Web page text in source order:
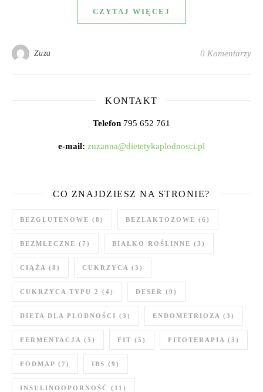
CZYTAJ WIĘCEJ
Zuza 0 Komentarzy
KONTAKT
Telefon 795 652 761
e-mail: zuzanna@dietetykaplodnosci.pl
CO ZNAJDZIESZ NA STRONIE?
BEZGLUTENOWE (8) BEZLAKTOZOWE (6)
BEZMLECZNE (7) BIAŁKO ROŚLINNE (3)
CIĄŻA (8) CUKRZYCA (3)
CUKRZYCA TYPU 2 (4) DESER (9)
DIETA DLA PŁODNOŚCI (3) ENDOMETRIOZA (3)
FERMENTACJA (5) FIT (5) FITOTERAPIA (3)
FODMAP (7) IBS (9)
INSULINOOPORNOŚĆ (11)